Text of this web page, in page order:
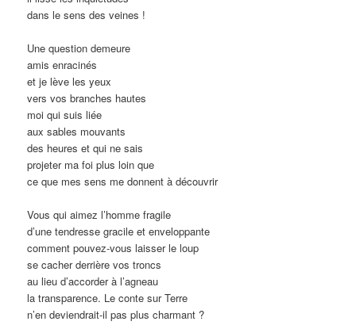
dans le sens des veines !
Une question demeure
amis enracinés
et je lève les yeux
vers vos branches hautes
moi qui suis liée
aux sables mouvants
des heures et qui ne sais
projeter ma foi plus loin que
ce que mes sens me donnent à découvrir
Vous qui aimez l’homme fragile
d’une tendresse gracile et enveloppante
comment pouvez-vous laisser le loup
se cacher derrière vos troncs
au lieu d’accorder à l’agneau
la transparence. Le conte sur Terre
n’en deviendrait-il pas plus charmant ?